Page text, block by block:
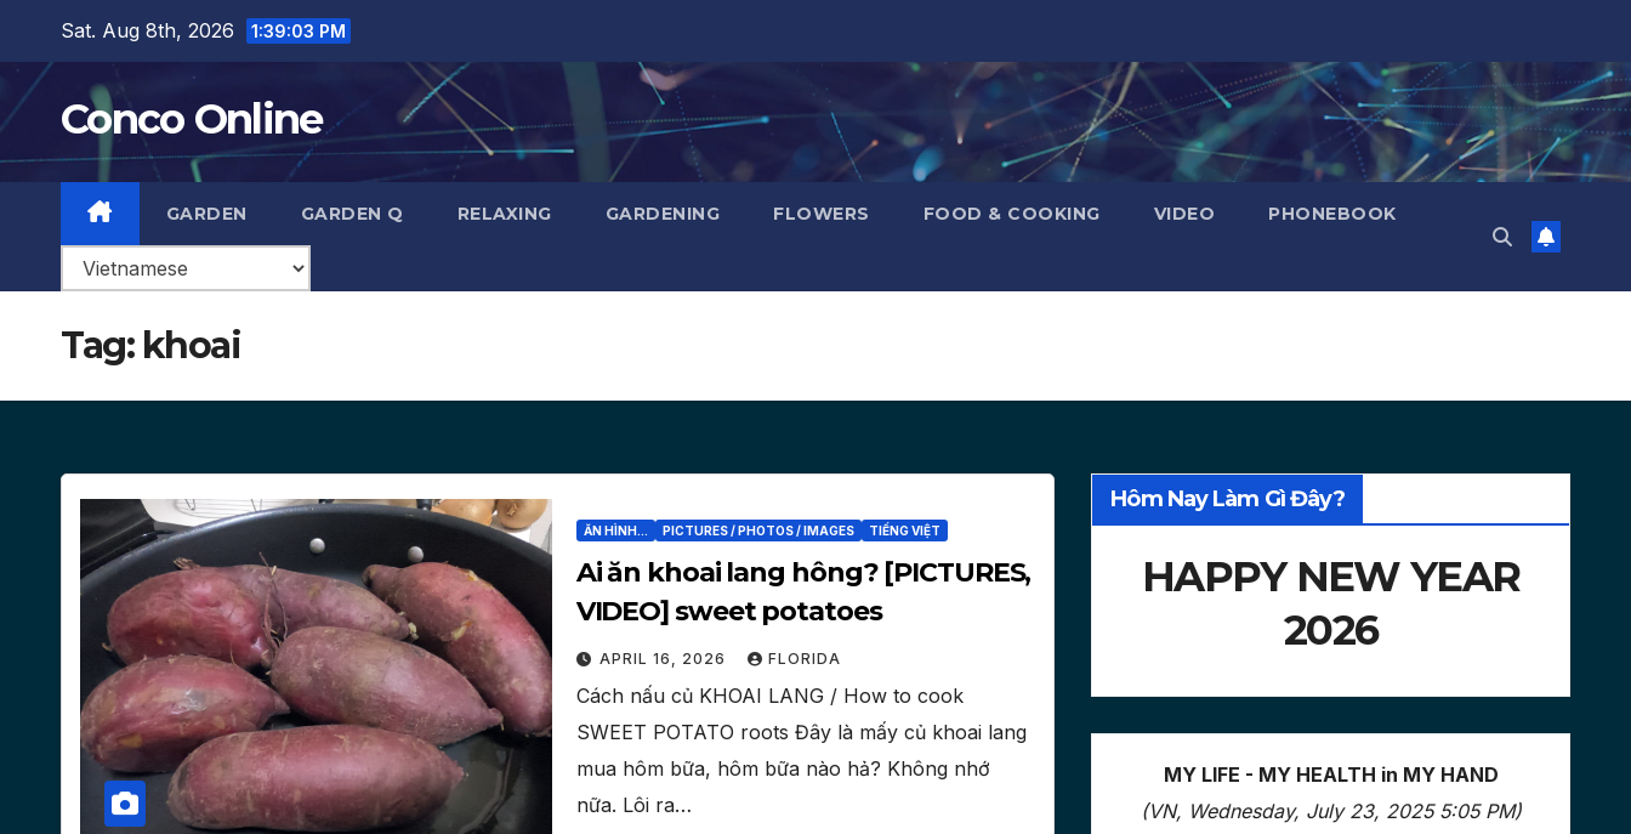
content
Sat. Aug 8th, 2026 1:39:04 PM
Conco Online
GARDEN GARDEN Q RELAXING GARDENING FLOWERS FOOD & COOKING VIDEO PHONEBOOK
Tag: khoai
ĂN HÌNH... PICTURES / PHOTOS / IMAGES TIẾNG VIỆT
Ai ăn khoai lang hông? [PICTURES,
VIDEO] sweet potatoes
APRIL 16, 2026 FLORIDA
Cách nấu củ KHOAI LANG / How to cook
SWEET POTATO roots Đây là mấy củ khoai lang
mua hôm bữa, hôm bữa nào hả? Không nhớ
nữa. Lôi ra…
Hôm Nay Làm Gì Đây?
HAPPY NEW YEAR
2026
MY LIFE - MY HEALTH in MY HAND
(VN, Wednesday, July 23, 2025 5:05 PM)